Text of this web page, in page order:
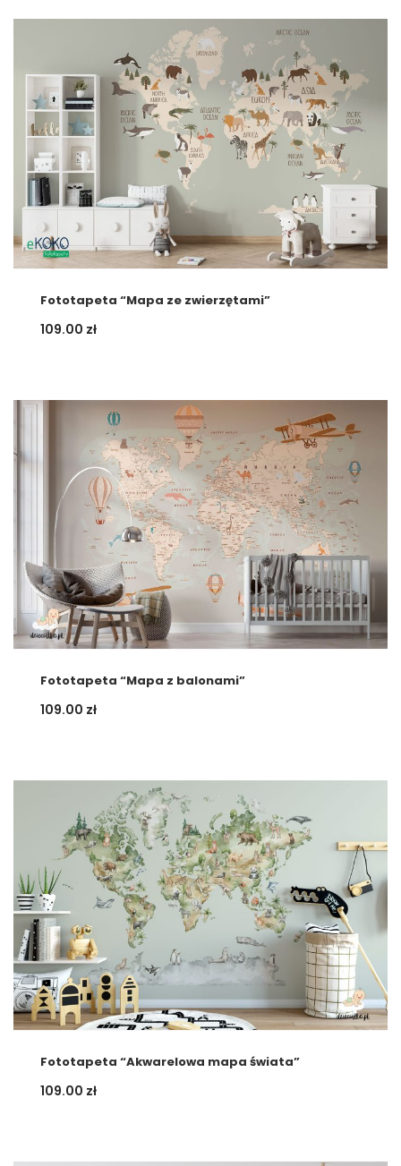
Fototapeta “Mapa ze zwierzętami”
109.00 zł
Fototapeta “Mapa z balonami”
109.00 zł
Fototapeta “Akwarelowa mapa świata”
109.00 zł